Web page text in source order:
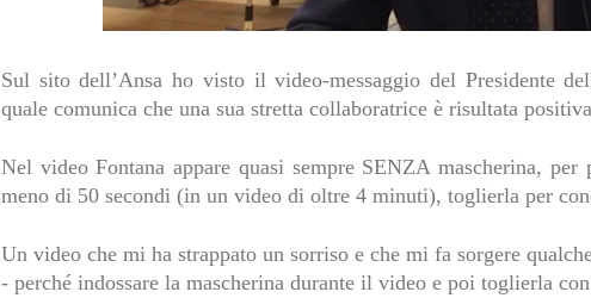
Sul sito dell’Ansa ho visto il video-messaggio del Presidente
quale comunica che una sua stretta collaboratrice è risultata
Nel video Fontana appare quasi sempre SENZA mascherina,
meno di 50 secondi (in un video di oltre 4 minuti), toglierla per
Un video che mi ha strappato un sorriso e che mi fa sorgere
- perché indossare la mascherina durante il video e poi toglierla